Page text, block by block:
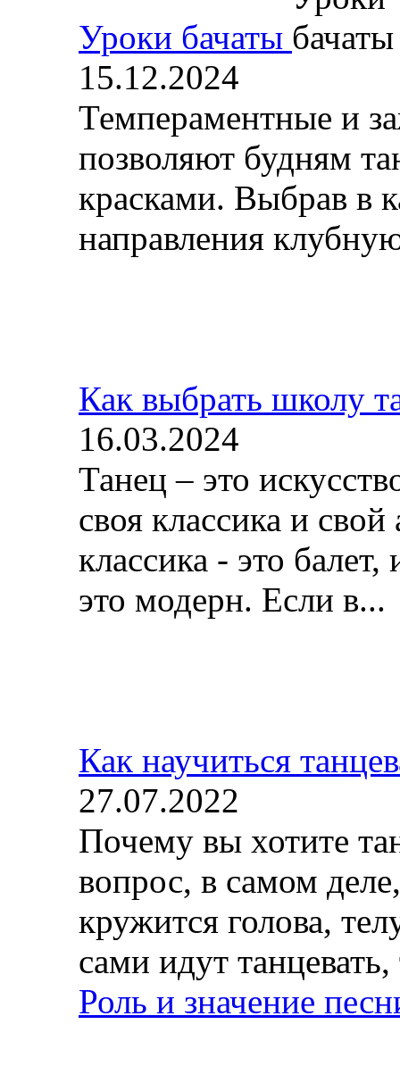
Уроки бачаты
15.12.2024
Темпераментные и
позволяют будням
красками. Выбрав в
направления
Как выбрать школу
16.03.2024
Танец – это
своя классика и
классика - это
это модерн. Если в...
Как научиться
27.07.2022
Почему вы хотите
вопрос, в самом
кружится голова,
сами идут танцевать,
Роль и значение